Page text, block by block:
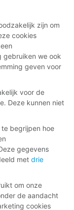
en
tientje
zijn om
cookies
gebruiken we ook
geven voor
voor de
Deze kunnen niet
te begrijpen hoe
gegevens
met drie
om onze
de aandacht
cookies